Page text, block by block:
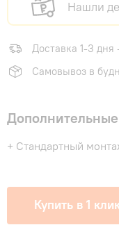
Нашли
Доставка 1-3 дня
Самовывоз в
Дополнительные
+ Стандартный
Купить в 1